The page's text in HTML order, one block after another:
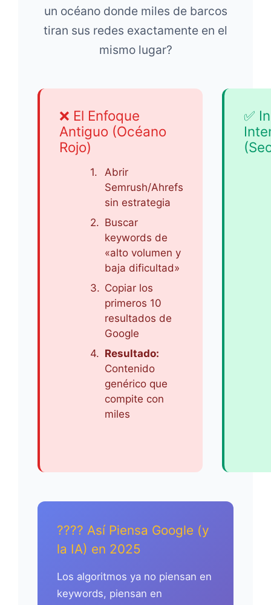
un océano donde miles de barcos
tiran sus redes exactamente en el
mismo lugar?
❌ El Enfoque
Antiguo (Océano
Rojo)
1.
Abrir
Semrush/Ahrefs
sin estrategia
2. Buscar
keywords de
«alto volumen y
baja dificultad»
3. Copiar los
primeros 10
resultados de
Google
4. Resultado:
Contenido
genérico que
compite con
miles
✅
???? Así Piensa Google (y
la IA) en 2025
Los algoritmos ya no piensan en
keywords, piensan en